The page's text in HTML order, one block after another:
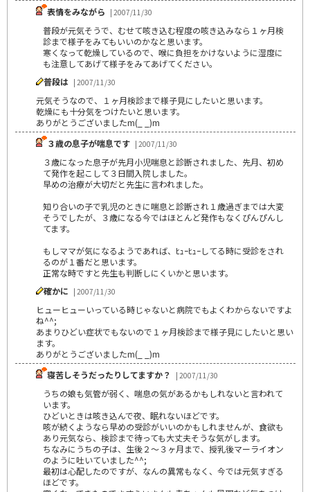
表情をみながら | 2007/11/30
普段が元気そうで、むせて咳き込む程度の咳き込みなら１ヶ月検
診まで様子をみてもいいのかなと思います。
寒くなって乾燥しているので、喉に負担をかけないように湿度に
も注意してあげて様子をみてあげてください。
普段は | 2007/11/30
元気そうなので、１ヶ月検診まで様子見にしたいと思います。
乾燥にも十分気をつけたいと思います。
ありがとうございましたm(_ _)m
３歳の息子が喘息です | 2007/11/30
３歳になった息子が先月小児喘息と診断されました、先月、初め
て発作を起こして３日間入院しました。
早めの治療が大切だと先生に言われました。
知り合いの子で乳児のときに喘息と診断され１歳過ぎまでは大変
そうでしたが、３歳になる今ではほとんど発作もなくぴんぴんし
てます。
もしママが気になるようであれば、ﾋｭｰﾋｭｰしてる時に受診をされ
るのが１番だと思います。
正常な時ですと先生も判断しにくいかと思います。
確かに | 2007/11/30
ヒューヒューいっている時じゃないと病院でもよくわからないですよ
ね^^;
あまりひどい症状でもないので１ヶ月検診まで様子見にしたいと思い
ます。
ありがとうございましたm(_ _)m
寝苦しそうだったりしてますか？
| 2007/11/30
うちの娘も気管が弱く、喘息の気があるかもしれないと言われて
います。
ひどいときは咳き込んで夜、眠れないほどです。
咳が続くようなら早めの受診がいいのかもしれませんが、食欲も
あり元気なら、検診まで待っても大丈夫そうな気がします。
ちなみにうちの子は、生後２～３ヶ月まで、授乳後マーライオン
のように吐いていました^^;
最初は心配したのですが、なんの異常もなく、今では元気すぎる
ほどです。